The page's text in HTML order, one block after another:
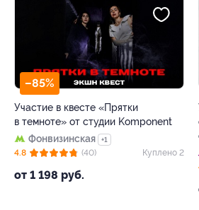
–85%
Участие в квесте «Прятки
в темноте» от студии Komponent
Фонвизинская
+1
от 1 198 руб.
4.8 (40) Куплено 2